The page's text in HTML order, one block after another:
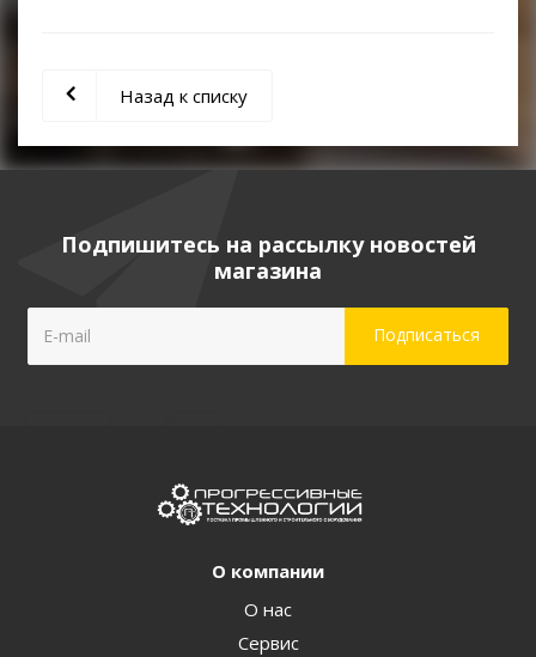
Назад к списку
Подпишитесь на рассылку новостей
магазина
О компании
О нас
Сервис